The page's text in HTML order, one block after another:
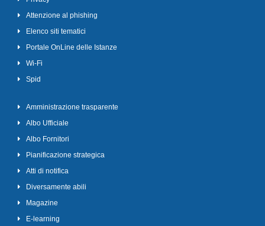
Attenzione al phishing
Elenco siti tematici
Portale OnLine delle Istanze
Wi-Fi
Spid
Amministrazione trasparente
Albo Ufficiale
Albo Fornitori
Pianificazione strategica
Atti di notifica
Diversamente abili
Magazine
E-learning